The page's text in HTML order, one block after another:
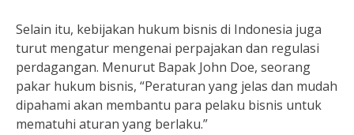
Selain itu, kebijakan hukum bisnis di Indonesia juga
turut mengatur mengenai perpajakan dan regulasi
perdagangan. Menurut Bapak John Doe, seorang
pakar hukum bisnis, “Peraturan yang jelas dan mudah
dipahami akan membantu para pelaku bisnis untuk
mematuhi aturan yang berlaku.”